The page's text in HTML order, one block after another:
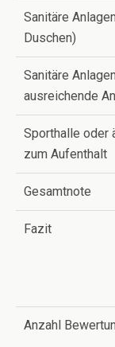
Sanitäre
Duschen)
Sanitäre
ausreichende
Sporthalle oder
zum Aufenthalt
Gesamtnote
Fazit
Anzahl